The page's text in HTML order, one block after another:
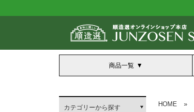
商品一覧
カテゴリーから探す HOME »